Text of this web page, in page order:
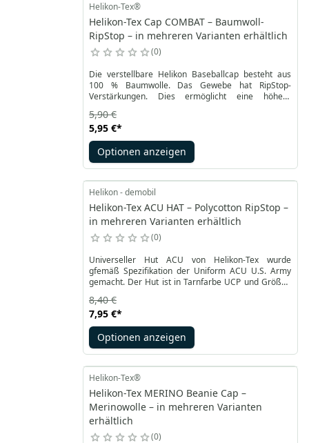
Helikon-Tex®
Helikon-Tex Cap COMBAT – Baumwoll-
RipStop – in mehreren Varianten erhältlich
0
Die verstellbare Helikon Baseballcap besteht aus
100 % Baumwolle. Das Gewebe hat RipStop-
Verstärkungen. Dies ermöglicht eine höhere
atmet gut, für zusätzliche Luftzirkulation sorgen vier
Belüftungsöffnungen.
5,95 €*
5,90 €
Optionen anzeigen
Helikon - demobil
Helikon-Tex ACU HAT – Polycotton RipStop –
in mehreren Varianten erhältlich
0
Universeller Hut ACU von Helikon-Tex wurde
gfemäß Spezifikation der Uniform ACU U.S. Army
gemacht. Der Hut ist in Tarnfarbe UCP und Größen
strapazierfähigem Polycotton-Stoff mit RipStop-
Struktur. Es hat vier kleine Belüftungsöffnungen für
eine bessere Luftzirkulation und Atmung der
Kopfhaut.
7,95 €*
8,40 €
Optionen anzeigen
Helikon-Tex®
Helikon-Tex MERINO Beanie Cap –
Merinowolle – in mehreren Varianten
erhältlich
0